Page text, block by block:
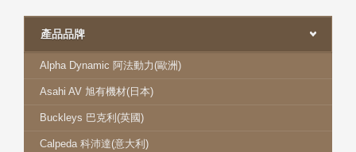
產品品牌
Alpha Dynamic 阿法動力(歐洲)
Asahi AV 旭有機材(日本)
Buckleys 巴克利(英國)
Calpeda 科沛達(意大利)